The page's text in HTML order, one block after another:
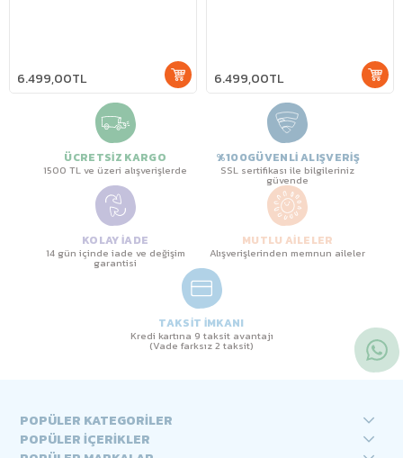
6.499,00TL 6.499,00TL
ÜCRETSİZ KARGO
1500 TL ve üzeri alışverişlerde
%100GÜVENLİ ALIŞVERİŞ
SSL sertifikası ile bilgileriniz
güvende
KOLAY İADE
14 gün içinde iade ve değişim
garantisi
MUTLU AİLELER
Alışverişlerinden memnun aileler
TAKSİT İMKANI
Kredi kartına 9 taksit avantajı
(Vade farksız 2 taksit)
POPÜLER KATEGORİLER
POPÜLER İÇERİKLER